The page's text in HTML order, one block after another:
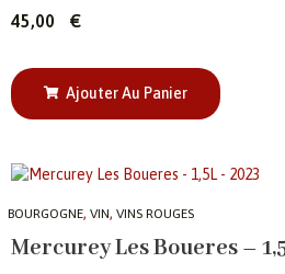
45,00 €
Ajouter Au Panier
BOURGOGNE, VIN, VINS ROUGES
Mercurey Les Boueres –